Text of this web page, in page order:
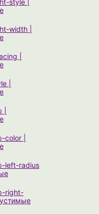
style |
width |
|
|
color |
left-radius
right-